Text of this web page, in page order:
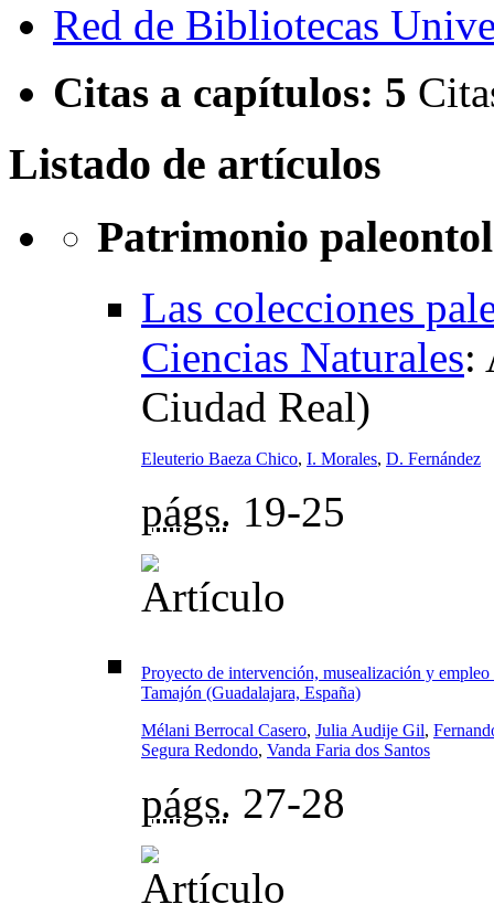
Red de Bibliotecas
Citas a capítulos: 5
Listado de artículos
Patrimonio
Las colecciones
Ciencias Naturales:
Ciudad Real)
Eleuterio Baeza Chico, I. Morales, D. Fernández
págs. 19-25
Proyecto de intervención, musealización y
Tamajón (Guadalajara, España)
Mélani Berrocal Casero, Julia Audije Gil,
Segura Redondo, Vanda Faria dos Santos
págs. 27-28